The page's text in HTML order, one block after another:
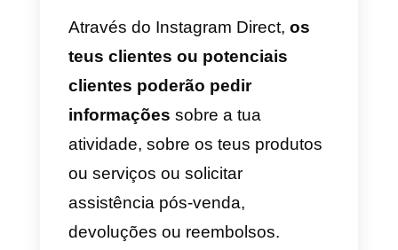
post patrocinado para fazer com
que o público-alvo da campanha
contacte a marca no Direct. Isto
vai aumentar a probabilidade de
receber uma mensagem de
potenciais clientes da empresa;